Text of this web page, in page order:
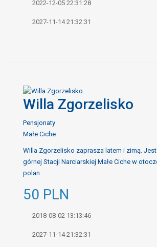
2022-12-05 22:31:28
2027-11-14 21:32:31
Willa Zgorzelisko
Pensjonaty
Małe Ciche
Willa Zgorzelisko zaprasza latem i zimą.
górnej Stacji Narciarskiej Małe Ciche w
polan.
50 PLN
2018-08-02 13:13:46
2027-11-14 21:32:31